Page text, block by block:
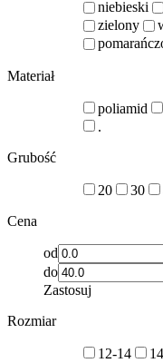
niebieski
zielony
Materiał
poliamid
.
Grubość
20 30
Cena
od
do
Zastosuj
Rozmiar
12-14 14